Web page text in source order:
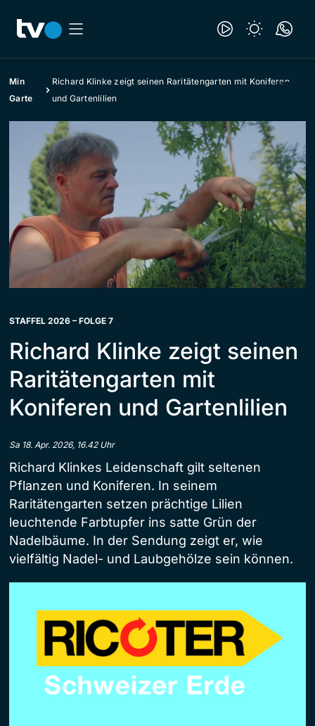
Min
Garte
Richard Klinke zeigt seinen Raritätengarten mit Koniferen
und Gartenlilien
STAFFEL 2026 – FOLGE 7
Richard Klinke zeigt seinen
Raritätengarten mit
Koniferen und Gartenlilien
Sa 18. Apr. 2026, 16.42 Uhr
Richard Klinkes Leidenschaft gilt seltenen
Pflanzen und Koniferen. In seinem
Raritätengarten setzen prächtige Lilien
leuchtende Farbtupfer ins satte Grün der
Nadelbäume. In der Sendung zeigt er, wie
vielfältig Nadel- und Laubgehölze sein können.